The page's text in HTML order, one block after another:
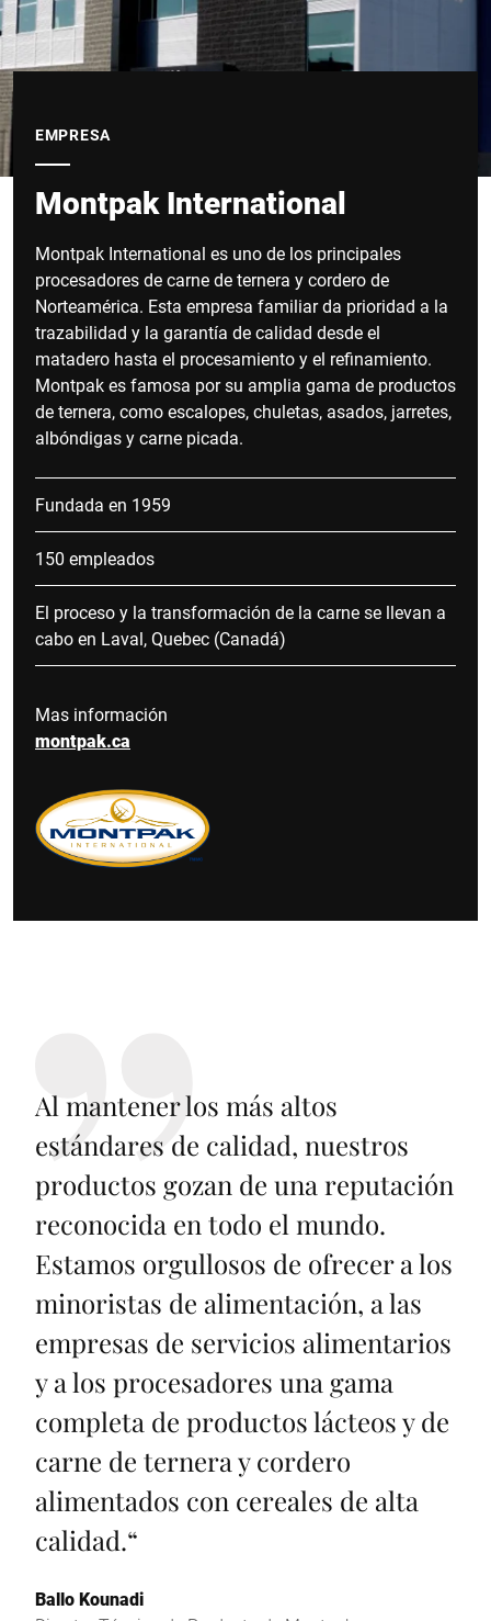
EMPRESA
Montpak International
Montpak International es uno de los principales
procesadores de carne de ternera y cordero de
Norteamérica. Esta empresa familiar da prioridad a la
trazabilidad y la garantía de calidad desde el
matadero hasta el procesamiento y el refinamiento.
Montpak es famosa por su amplia gama de productos
de ternera, como escalopes, chuletas, asados, jarretes,
albóndigas y carne picada.
Fundada en 1959
150 empleados
El proceso y la transformación de la carne se llevan a
cabo en Laval, Quebec (Canadá)
Mas información
montpak.ca
Al mantener los más altos
estándares de calidad, nuestros
productos gozan de una reputación
reconocida en todo el mundo.
Estamos orgullosos de ofrecer a los
minoristas de alimentación, a las
empresas de servicios alimentarios
y a los procesadores una gama
completa de productos lácteos y de
carne de ternera y cordero
alimentados con cereales de alta
calidad.“
Ballo Kounadi